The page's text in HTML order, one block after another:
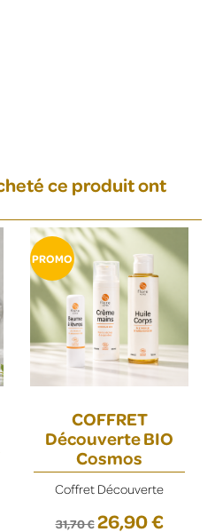
ce produit ont
COFFRET
Découverte BIO
Cosmos
Coffret Découverte
31,70 € 26,90 €
PROMO